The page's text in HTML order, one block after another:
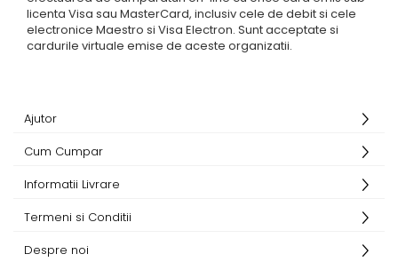
licenta Visa sau MasterCard, inclusiv cele de debit si cele
electronice Maestro si Visa Electron. Sunt acceptate si
cardurile virtuale emise de aceste organizatii.
Ajutor
Cum Cumpar
Informatii Livrare
Termeni si Conditii
Despre noi